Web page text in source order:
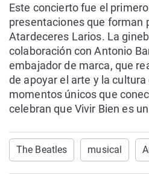
Este concierto fue el
presentaciones que forman
Atardeceres Larios. La
colaboración con Antonio
embajador de marca, que
de apoyar el arte y la
momentos únicos que
celebran que Vivir Bien es
The Beatles musical